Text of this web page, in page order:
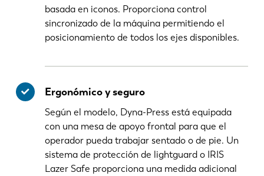
basada en iconos. Proporciona control
sincronizado de la máquina permitiendo el
posicionamiento de todos los ejes disponibles.
Ergonómico y seguro
Según el modelo, Dyna-Press está equipada
con una mesa de apoyo frontal para que el
operador pueda trabajar sentado o de pie. Un
sistema de protección de lightguard o IRIS
Lazer Safe proporciona una medida adicional